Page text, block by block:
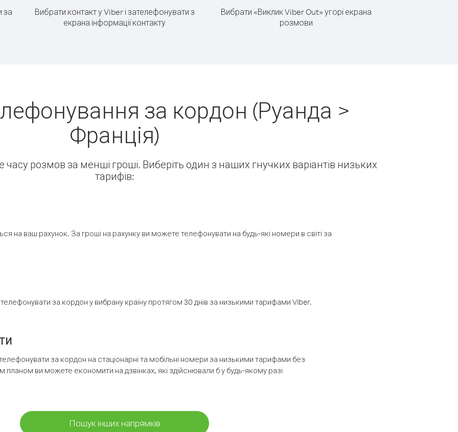
за
Вибрати контакт у Viber і зателефонувати з
екрана інформації контакту
Вибрати «Виклик Viber Out» угорі екрана
розмови
за кордон (Руанда >
Франція)
часу розмов за менші гроші. Виберіть один з наших гнучких варіантів низьких
тарифів:
на ваш рахунок. За гроші на рахунку ви можете телефонувати на будь-які номери в світі за
за кордон у вибрану країну протягом 30 днів за низькими тарифами Viber.
за кордон на стаціонарні та мобільні номери за низькими тарифами без
планом ви можете економити на дзвінках, які здійснювали б у будь-якому разі
Пошук інших напрямків